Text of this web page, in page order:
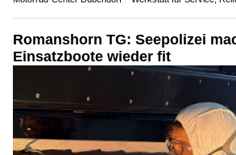
Romanshorn TG: Seepolizei
Einsatzboote wieder fit